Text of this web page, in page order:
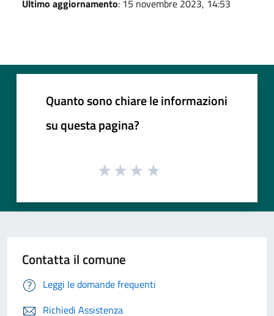
Ultimo aggiornamento: 15 novembre 2023, 14:53
Quanto sono chiare le informazioni
su questa pagina?
Contatta il comune
Leggi le domande frequenti
Richiedi Assistenza